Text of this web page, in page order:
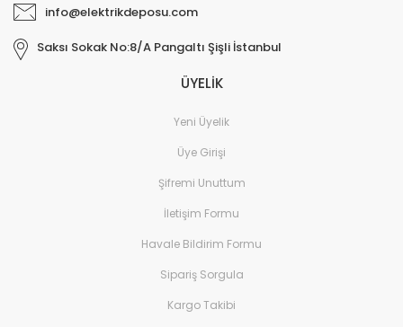
info@elektrikdeposu.com
Saksı Sokak No:8/A Pangaltı Şişli İstanbul
ÜYELİK
Yeni Üyelik
Üye Girişi
Şifremi Unuttum
İletişim Formu
Havale Bildirim Formu
Sipariş Sorgula
Kargo Takibi